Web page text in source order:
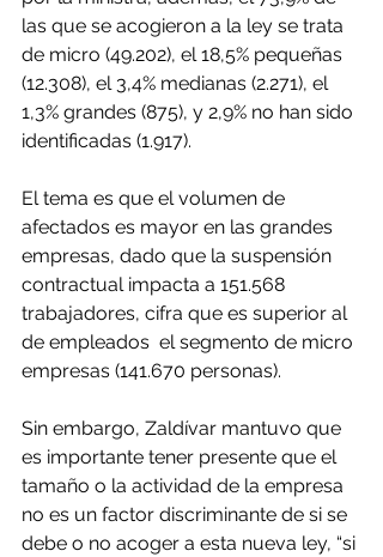
las que se acogieron a la ley se trata
de micro (49.202), el 18,5% pequeñas
(12.308), el 3,4% medianas (2.271), el
1,3% grandes (875), y 2,9% no han sido
identificadas (1.917).
El tema es que el volumen de
afectados es mayor en las grandes
empresas, dado que la suspensión
contractual impacta a 151.568
trabajadores, cifra que es superior al
de empleados  el segmento de micro
empresas (141.670 personas).
Sin embargo, Zaldívar mantuvo que
es importante tener presente que el
tamaño o la actividad de la empresa
no es un factor discriminante de si se
debe o no acoger a esta nueva ley, “si